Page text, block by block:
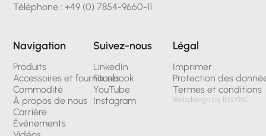
Téléphone : +49 (0) 7854-9660-11
Navigation
Produits
Accessoires et fournitures
Commodité
À propos de nous
Carrière
Événements
Suivez-nous
LinkedIn
Facebook
YouTube
Instagram
Légal
Imprimer
Protection des
Termes et conditions
Webdesign by INSYNC